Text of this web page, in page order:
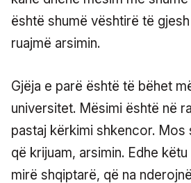
është shumë vështirë të
ruajmë arsimin.
Gjëja e parë është të bëhet
universitet. Mësimi është në
pastaj kërkimi shkencor. Mos
që krijuam, arsimin. Edhe
mirë shqiptarë, që na